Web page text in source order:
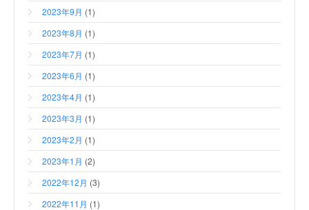
2023年9月 (1)
2023年8月 (1)
2023年7月 (1)
2023年6月 (1)
2023年4月 (1)
2023年3月 (1)
2023年2月 (1)
2023年1月 (2)
2022年12月 (3)
2022年11月 (1)